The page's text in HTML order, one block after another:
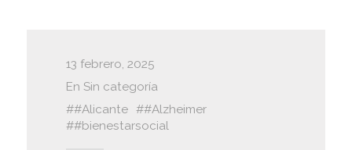
13 febrero, 2025
En Sin categoría
#Alicante
#Alzheimer
#bienestarsocial